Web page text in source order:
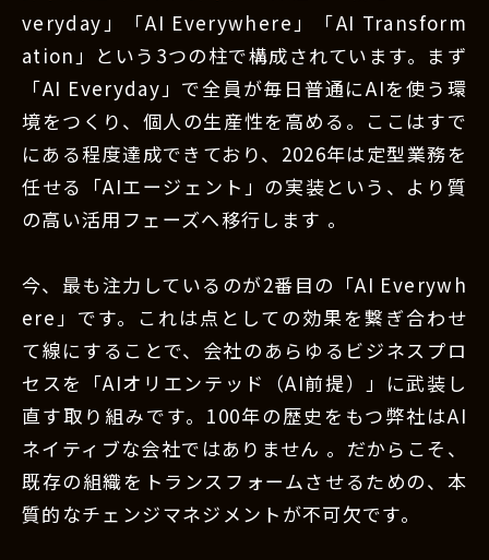
veryday」「AI Everywhere」「AI Transform
ation」という3つの柱で構成されています。まず
「AI Everyday」で全員が毎日普通にAIを使う環
境をつくり、個人の生産性を高める。ここはすで
にある程度達成できており、2026年は定型業務を
任せる「AIエージェント」の実装という、より質
の高い活用フェーズへ移行します 。
今、最も注力しているのが2番目の「AI Everywh
ere」です。これは点としての効果を繋ぎ合わせ
て線にすることで、会社のあらゆるビジネスプロ
セスを「AIオリエンテッド（AI前提）」に武装し
直す取り組みです。100年の歴史をもつ弊社はAI
ネイティブな会社ではありません 。だからこそ、
既存の組織をトランスフォームさせるための、本
質的なチェンジマネジメントが不可欠です。